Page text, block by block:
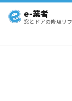
e-業者
窓とドアの修理リ